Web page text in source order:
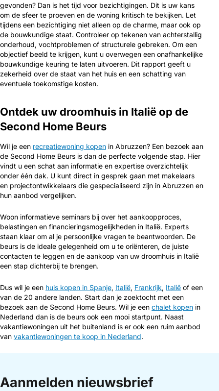
gevonden? Dan is het tijd voor bezichtigingen. Dit is uw kans
om de sfeer te proeven en de woning kritisch te bekijken. Let
tijdens een bezichtiging niet alleen op de charme, maar ook op
de bouwkundige staat. Controleer op tekenen van achterstallig
onderhoud, vochtproblemen of structurele gebreken. Om een
objectief beeld te krijgen, kunt u overwegen een onafhankelijke
bouwkundige keuring te laten uitvoeren. Dit rapport geeft u
zekerheid over de staat van het huis en een schatting van
eventuele toekomstige kosten.
Ontdek uw droomhuis in Italië op de
Second Home Beurs
Wil je een recreatiewoning kopen in Abruzzen? Een bezoek aan
de Second Home Beurs is dan de perfecte volgende stap. Hier
vindt u een schat aan informatie en expertise overzichtelijk
onder één dak. U kunt direct in gesprek gaan met makelaars
en projectontwikkelaars die gespecialiseerd zijn in Abruzzen en
hun aanbod vergelijken.
Woon informatieve seminars bij over het aankoopproces,
belastingen en financieringsmogelijkheden in Italië. Experts
staan klaar om al je persoonlijke vragen te beantwoorden. De
beurs is de ideale gelegenheid om u te oriënteren, de juiste
contacten te leggen en de aankoop van uw droomhuis in Italië
een stap dichterbij te brengen.
Dus wil je een huis kopen in Spanje, Italië, Frankrijk, Italië of een
van de 20 andere landen. Start dan je zoektocht met een
bezoek aan de Second Home Beurs. Wil je een chalet kopen in
Nederland dan is de beurs ook een mooi startpunt. Naast
vakantiewoningen uit het buitenland is er ook een ruim aanbod
van vakantiewoningen te koop in Nederland.
Aanmelden nieuwsbrief